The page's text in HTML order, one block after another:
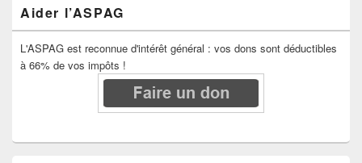
Aider l’ASPAG
L'ASPAG est reconnue d'intérêt général : vos dons sont déductibles
à 66% de vos impôts !